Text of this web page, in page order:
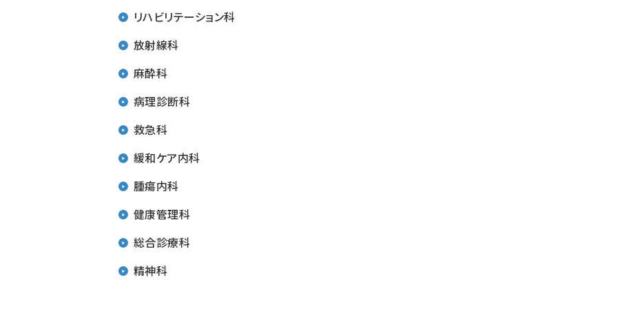
リハビリテーション科
放射線科
麻酔科
病理診断科
救急科
緩和ケア内科
腫瘍内科
健康管理科
総合診療科
精神科